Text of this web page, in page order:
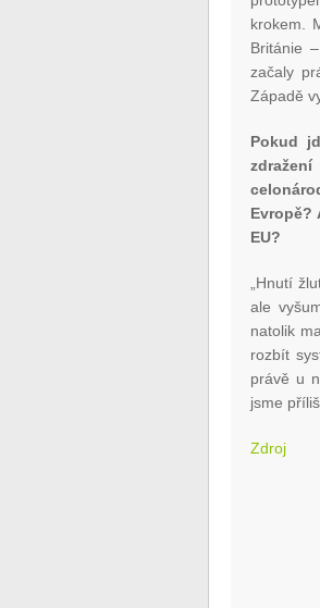
krokem.
Británie
začaly
Západě
Pokud
Evropě?
EU?
„Hnutí
ale
natolik
rozbít
právě u
jsme
Zdroj